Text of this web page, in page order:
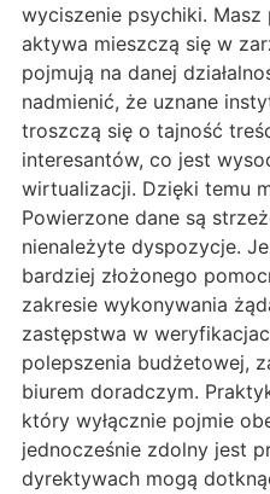
wyciszenie psychiki. Masz
aktywa mieszczą się w
pojmują na danej
nadmienić, że uznane
troszczą się o tajność
interesantów, co jest
wirtualizacji. Dzięki temu
Powierzone dane są
nienależyte dyspozycje.
bardziej złożonego
zakresie wykonywania
zastępstwa w
polepszenia budżetowej,
biurem doradczym.
który wyłącznie pojmie
jednocześnie zdolny jest
dyrektywach mogą